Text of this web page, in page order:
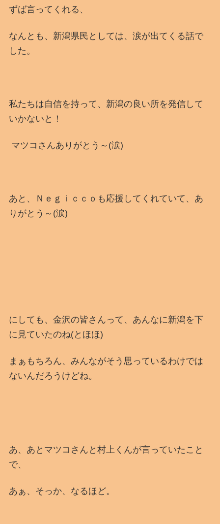
ずば言ってくれる、
なんとも、新潟県民としては、涙が出てくる話で
した。
私たちは自信を持って、新潟の良い所を発信して
いかないと！
マツコさんありがとう～(涙)
あと、Ｎｅｇｉｃｃｏも応援してくれていて、あ
りがとう～(涙)
にしても、金沢の皆さんって、あんなに新潟を下
に見ていたのね(とほほ)
まぁもちろん、みんながそう思っているわけでは
ないんだろうけどね。
あ、あとマツコさんと村上くんが言っていたこと
で、
あぁ、そっか、なるほど。